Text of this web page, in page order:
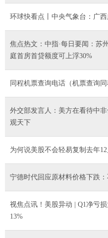
环球快看点丨中央气象台：广
焦点热文：中指·每日要闻：苏
庭首房首贷额度可上浮30%
同程机票查询电话（机票查询
外交部发言人：美方在看待中
观天下
为何说美股不会轻易复制去年
宁德时代回应原材料价格下跌
视焦点讯！美股异动 | Q1净亏
13%